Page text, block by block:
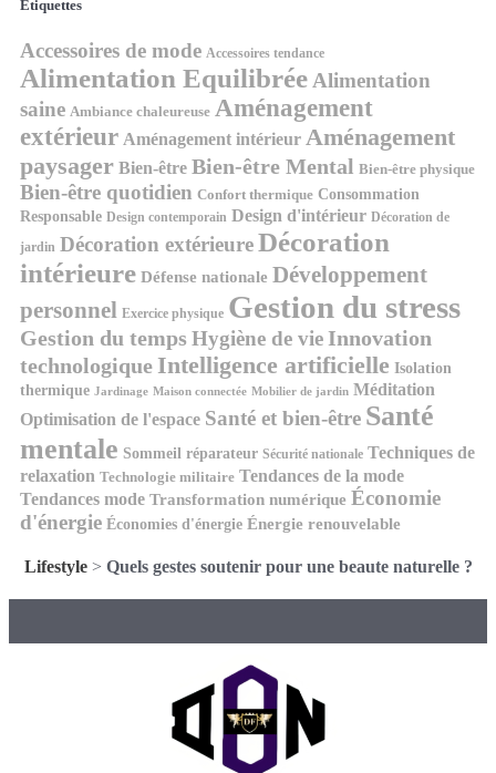
Étiquettes
Accessoires de mode Accessoires tendance
Alimentation Equilibrée Alimentation
saine Ambiance chaleureuse Aménagement
extérieur Aménagement intérieur Aménagement
paysager Bien-être Bien-être Mental Bien-être physique
Bien-être quotidien Confort thermique Consommation
Responsable Design contemporain Design d'intérieur Décoration de
jardin Décoration extérieureDécoration
intérieure Défense nationale Développement
personnel Exercice physique Gestion du stress
Gestion du temps Hygiène de vie Innovation
technologique Intelligence artificielle Isolation
thermique Jardinage Maison connectée Mobilier de jardin Méditation
Optimisation de l'espace Santé et bien-être Santé
mentale Sommeil réparateur Sécurité nationale Techniques de
relaxation Technologie militaire Tendances de la mode
Tendances mode Transformation numérique Économie
d'énergie Économies d'énergie Énergie renouvelable
Lifestyle> Quels gestes soutenir pour une beaute naturelle ?